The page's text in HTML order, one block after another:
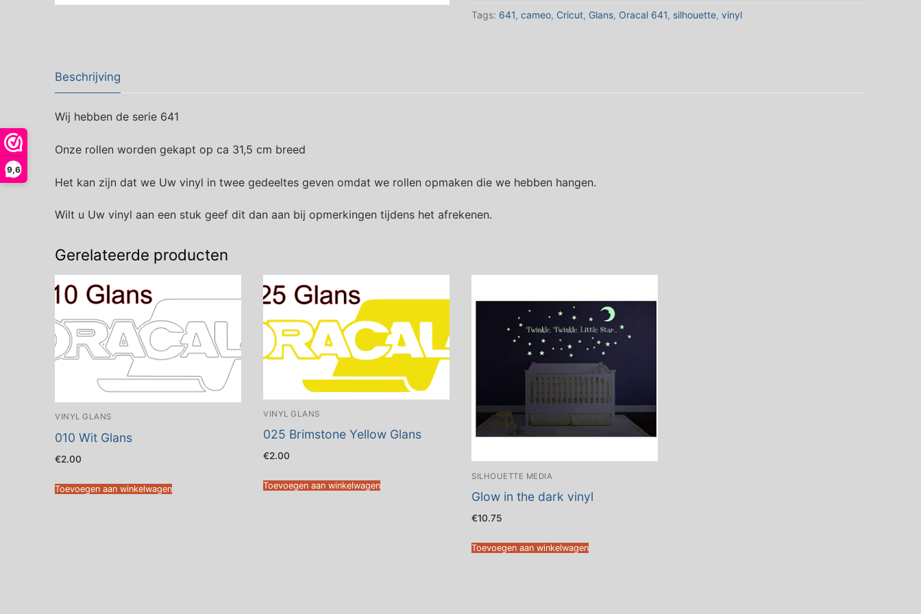
9,6
Tags: 641, cameo, Cricut, Glans, Oracal 641, silhouette, vinyl
Beschrijving
Wij hebben de serie 641
Onze rollen worden gekapt op ca 31,5 cm breed
Het kan zijn dat we Uw vinyl in twee gedeeltes geven omdat we rollen opmaken die we hebben hangen.
Wilt u Uw vinyl aan een stuk geef dit dan aan bij opmerkingen tijdens het afrekenen.
Gerelateerde producten
VINYL GLANS
010 Wit Glans
€2.00
Toevoegen aan winkelwagen
VINYL GLANS
025 Brimstone Yellow Glans
€2.00
Toevoegen aan winkelwagen
SILHOUETTE MEDIA
Glow in the dark vinyl
€10.75
Toevoegen aan winkelwagen